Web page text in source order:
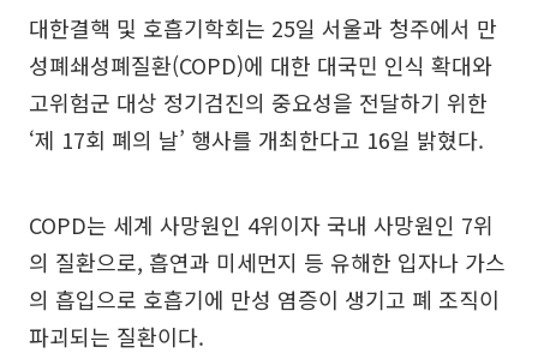
대한결핵 및 호흡기학회는 25일 서울과 청주에서 만
성폐쇄성폐질환(COPD)에 대한 대국민 인식 확대와
고위험군 대상 정기검진의 중요성을 전달하기 위한
‘제 17회 폐의 날’ 행사를 개최한다고 16일 밝혔다.
COPD는 세계 사망원인 4위이자 국내 사망원인 7위
의 질환으로, 흡연과 미세먼지 등 유해한 입자나 가스
의 흡입으로 호흡기에 만성 염증이 생기고 폐 조직이
파괴되는 질환이다.